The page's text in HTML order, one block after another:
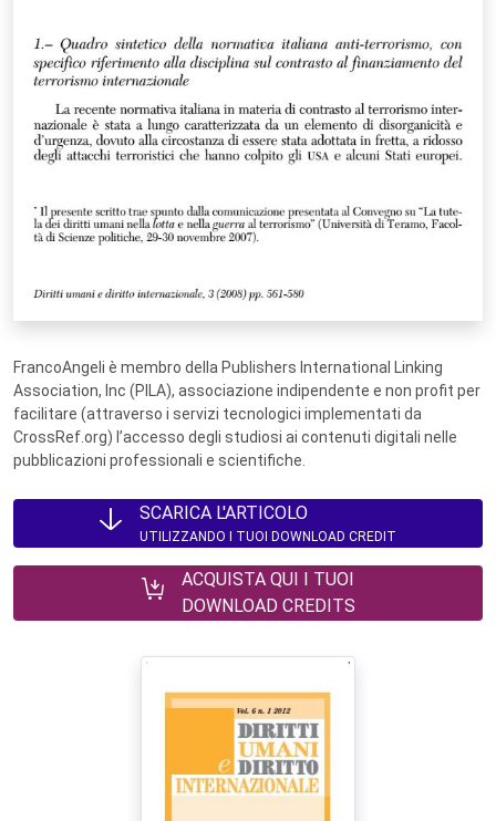
FrancoAngeli è membro della Publishers International Linking
Association, Inc (PILA), associazione indipendente e non profit per
facilitare (attraverso i servizi tecnologici implementati da
CrossRef.org) l’accesso degli studiosi ai contenuti digitali nelle
pubblicazioni professionali e scientifiche.
SCARICA L'ARTICOLO
UTILIZZANDO I TUOI DOWNLOAD CREDIT
ACQUISTA QUI I TUOI
DOWNLOAD CREDITS